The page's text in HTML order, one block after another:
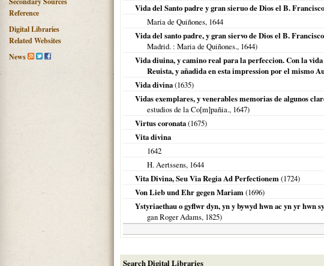
Reference
Digital Libraries
Related Websites
News
Vida del Santo padre y gran sieruo de Dios el B.
Maria de Quiñones, 1644
Vida del santo padre, y gran siervo de Dios el B.
Madrid. : Maria de Quiñones., 1644)
Vida diuina, y camino real para la perfeccion. Con la
Reuista, y añadida en esta impression por el mismo
Vida divina(1635)
Vidas exemplares, y venerables memorias de algunos
estudios de la Co[m]pañia., 1647)
Virtus coronata(1675)
Vita divina
1642
H. Aertssens, 1644
Vita Divina, Seu Via Regia Ad Perfectionem(1724)
Von Lieb und Ehr gegen Mariam(1696)
Ystyriaethau o gyflwr dyn, yn y bywyd hwn ac yn yr hwn
gan Roger Adams, 1825)
Search Digital Libraries